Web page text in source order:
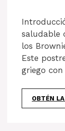
saludable
los
Este
griego
OBTÉN